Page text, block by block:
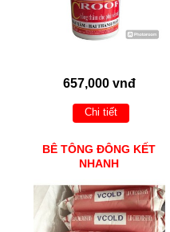
657,000 vnđ
Chi tiết
BÊ TÔNG ĐÔNG KẾT
NHANH